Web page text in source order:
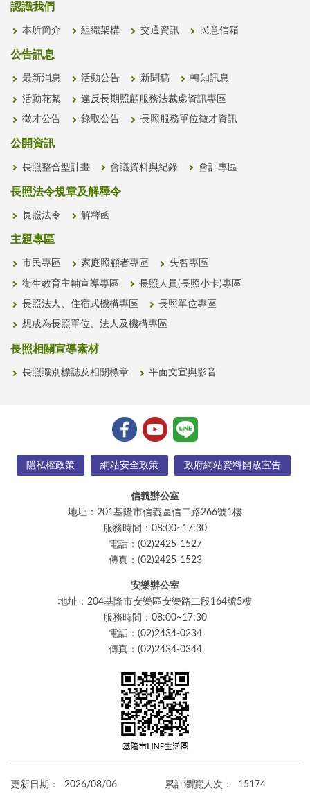
認識我們
本所簡介 組織架構 交通資訊 民意信箱
公告訊息
最新消息 活動公告 新聞稿 轉知訊息
活動花絮 違反長期照顧服務法裁處資訊專區
徵才公告 錄取公告 長照服務單位徵才資訊
公開資訊
長照整合型計畫 會議資料與紀錄 會計專區
長照法令規章及解釋令
長照法令 解釋函
主題專區
市民專區 家庭照顧者專區 失智專區
衛生教育主軸宣導專區 長照人員(長照小卡)專區
長照法人、住宿式機構專區 長照單位專區
想成為長照單位、法人及機構專區
長照相關宣導素材
長照識別標誌及相關標章 平面文宣與影音
隱私權政策 網站安全政策 政府網站資料開放宣告
信義辦公室
地址：201基隆市信義區信二路266號1樓
服務時間：08:00~17:30
電話：(02)2425-1527
傳真：(02)2425-1523
安樂辦公室
地址：204基隆市安樂區安樂路二段164號5樓
服務時間：08:00~17:30
電話：(02)2434-0234
傳真：(02)2434-0344
更新日期： 2026/08/06 累計瀏覽人次： 15174